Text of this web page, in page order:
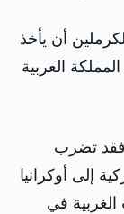
أن يأخذ
العربية
فقد تضرب
إلى أوكرانيا
الغربية في